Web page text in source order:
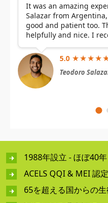
It was an amazing
Salazar from
good and patient too.
helpfully and nice. I
5.0
Teodoro
1988年設立 - ほぼ40年
ACELS QQI & MEI 認
65を超える国からの生